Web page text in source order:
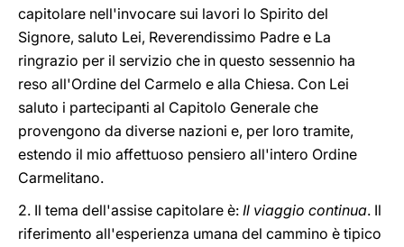
capitolare nell'invocare sui lavori lo Spirito del
Signore, saluto Lei, Reverendissimo Padre e La
ringrazio per il servizio che in questo sessennio ha
reso all'Ordine del Carmelo e alla Chiesa. Con Lei
saluto i partecipanti al Capitolo Generale che
provengono da diverse nazioni e, per loro tramite,
estendo il mio affettuoso pensiero all'intero Ordine
Carmelitano.
2. Il tema dell'assise capitolare è: Il viaggio continua. Il
riferimento all'esperienza umana del cammino è tipico